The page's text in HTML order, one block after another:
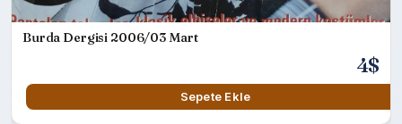
Burda Dergisi 2006/03 Mart
4$
Sepete Ekle